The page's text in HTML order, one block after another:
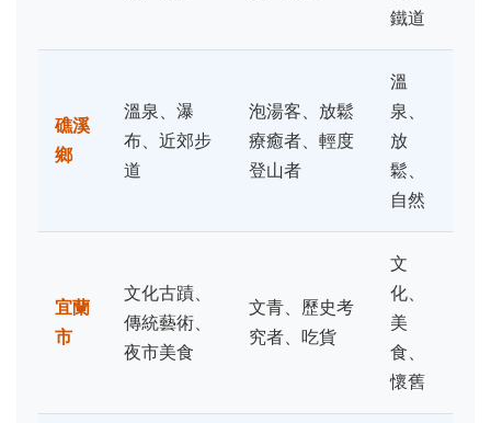
鐵道
礁溪
鄉
溫泉、瀑
布、近郊步
道
泡湯客、放鬆
療癒者、輕度
登山者
溫
泉、
放
鬆、
自然
宜蘭
市
文化古蹟、
傳統藝術、
夜市美食
文青、歷史考
究者、吃貨
文
化、
美
食、
懷舊